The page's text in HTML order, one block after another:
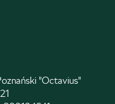
"Octavius"